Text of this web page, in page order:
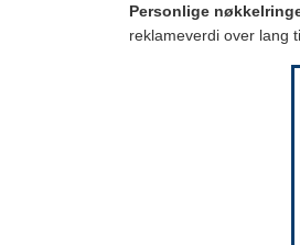
Personlige
reklameverdi over lang